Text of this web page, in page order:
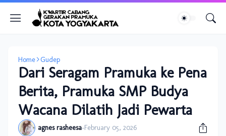
Home Gudep
Dari Seragam Pramuka ke Pena
Berita, Pramuka SMP Budya
Wacana Dilatih Jadi Pewarta
agnes rasheesa-February 05, 2026